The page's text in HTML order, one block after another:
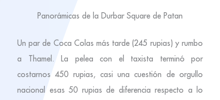
Panorámicas de la Durbar Square de Patan
Un par de Coca Colas más tarde (245 rupias) y rumbo
a Thamel. La pelea con el taxista terminó por
costarnos 450 rupias, casi una cuestión de orgullo
nacional esas 50 rupias de diferencia respecto a lo